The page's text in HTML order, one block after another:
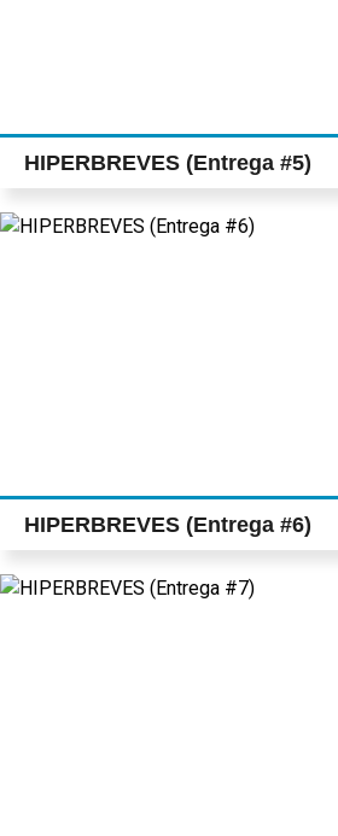
HIPERBREVES (Entrega #5)
HIPERBREVES (Entrega #6)